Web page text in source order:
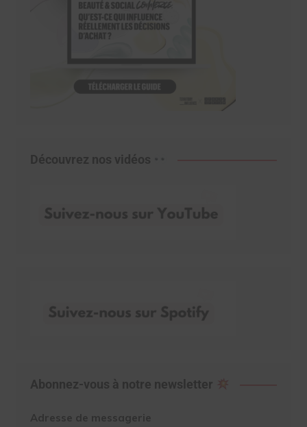
Découvrez nos vidéos
Abonnez-vous à notre newsletter
Adresse de messagerie